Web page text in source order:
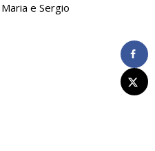
e Sergio